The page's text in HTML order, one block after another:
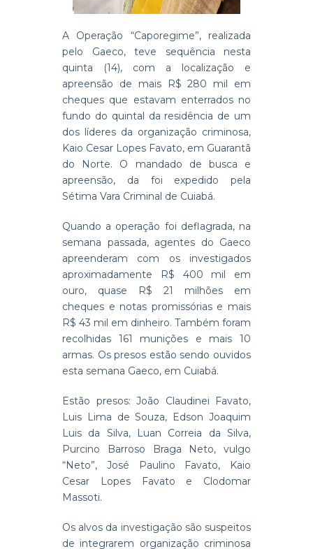
A Operação “Caporegime”, realizada
pelo Gaeco, teve sequência nesta
quinta (14), com a localização e
apreensão de mais R$ 280 mil em
cheques que estavam enterrados no
fundo do quintal da residência de um
dos líderes da organização criminosa,
Kaio Cesar Lopes Favato, em Guarantã
do Norte. O mandado de busca e
apreensão, da foi expedido pela
Sétima Vara Criminal de Cuiabá.
Quando a operação foi deflagrada, na
semana passada, agentes do Gaeco
apreenderam com os investigados
aproximadamente R$ 400 mil em
ouro, quase R$ 21 milhões em
cheques e notas promissórias e mais
R$ 43 mil em dinheiro. Também foram
recolhidas 161 munições e mais 10
armas. Os presos estão sendo ouvidos
esta semana Gaeco, em Cuiabá.
Estão presos: João Claudinei Favato,
Luis Lima de Souza, Edson Joaquim
Luis da Silva, Luan Correia da Silva,
Purcino Barroso Braga Neto, vulgo
“Neto”, José Paulino Favato, Kaio
Cesar Lopes Favato e Clodomar
Massoti.
Os alvos da investigação são suspeitos
de integrarem organização criminosa